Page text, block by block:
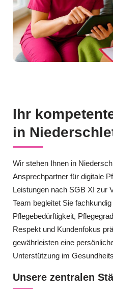
Ihr
in
Wir stehen Ihnen in
Ansprechpartner für digitale
Leistungen nach SGB XI zur
Team begleitet Sie
Pflegebedürftigkeit,
Respekt und Kundenfokus
gewährleisten eine
Unterstützung im
Unsere zentralen